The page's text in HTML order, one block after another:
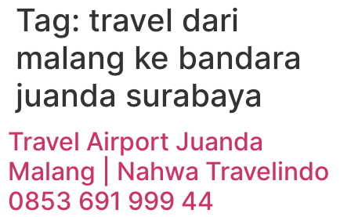
Tag: travel dari
malang ke bandara
juanda surabaya
Travel Airport Juanda
Malang | Nahwa Travelindo
0853 691 999 44